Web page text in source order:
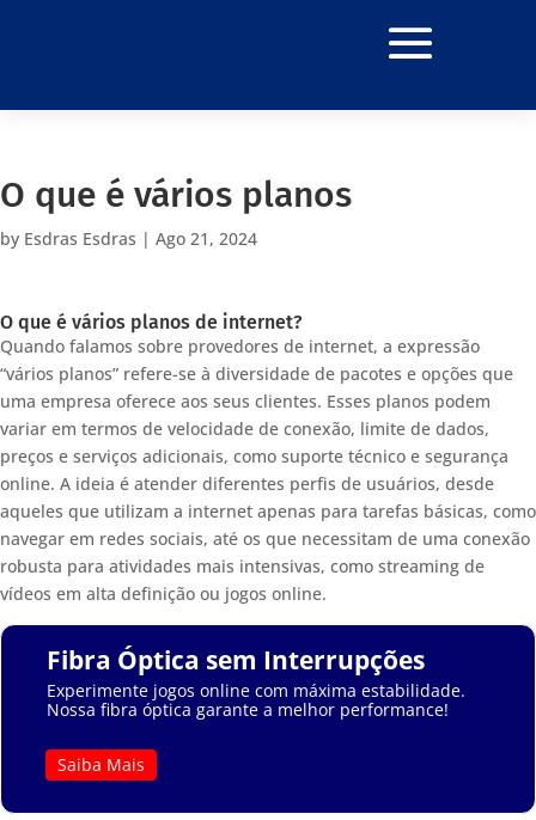
O que é vários planos
by Esdras Esdras | Ago 21, 2024
O que é vários planos de internet?
Quando falamos sobre provedores de internet, a expressão
“vários planos” refere-se à diversidade de pacotes e opções que
uma empresa oferece aos seus clientes. Esses planos podem
variar em termos de velocidade de conexão, limite de dados,
preços e serviços adicionais, como suporte técnico e segurança
online. A ideia é atender diferentes perfis de usuários, desde
aqueles que utilizam a internet apenas para tarefas básicas, como
navegar em redes sociais, até os que necessitam de uma conexão
robusta para atividades mais intensivas, como streaming de
vídeos em alta definição ou jogos online.
Fibra Óptica sem Interrupções
Experimente jogos online com máxima estabilidade.
Nossa fibra óptica garante a melhor performance!
Saiba Mais